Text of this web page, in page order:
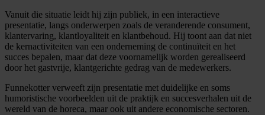
Vanuit die situatie leidt hij zijn publiek, in een interactieve
presentatie, langs onderwerpen zoals de veranderende consument,
klantervaring, klantloyaliteit en klantbehoud. Hij toont aan dat niet
de kernactiviteiten van een onderneming de continuïteit en het
succes bepalen, maar dat deze voornamelijk worden gerealiseerd
door het gastvrije, klantgerichte gedrag van de medewerkers.
Funnekotter verweeft zijn presentatie met duidelijke en soms
humoristische voorbeelden uit de praktijk en succesverhalen uit de
wereld van de horeca, maar ook uit andere economische sectoren.